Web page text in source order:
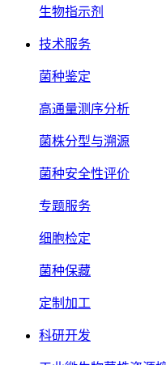
生物指示剂
技术服务
菌种鉴定
高通量测序分析
菌株分型与溯源
菌种安全性评价
专题服务
细胞检定
菌种保藏
定制加工
科研开发